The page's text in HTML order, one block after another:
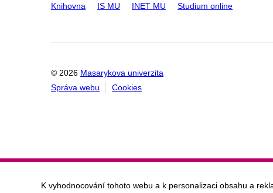
Knihovna IS MU INET MU Studium online
© 2026 Masarykova univerzita
Správa webu
Cookies
K vyhodnocování tohoto webu a k personalizaci obsahu a